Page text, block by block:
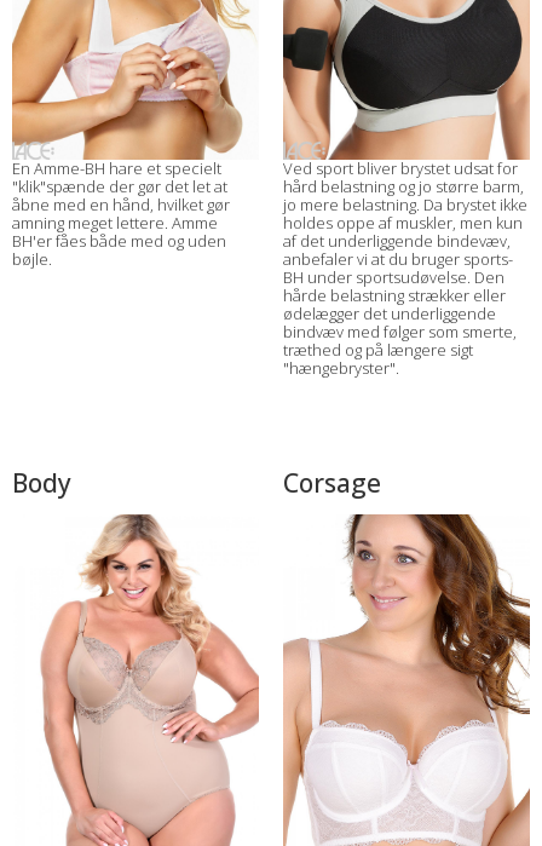
En Amme-BH hare et specielt
"klik"spænde der gør det let at
åbne med en hånd, hvilket gør
amning meget lettere. Amme
BH'er fåes både med og uden
bøjle.
Ved sport bliver brystet udsat for
hård belastning og jo større barm,
jo mere belastning. Da brystet ikke
holdes oppe af muskler, men kun
af det underliggende bindevæv,
anbefaler vi at du bruger sports-
BH under sportsudøvelse. Den
hårde belastning strækker eller
ødelægger det underliggende
bindvæv med følger som smerte,
træthed og på længere sigt
"hængebryster".
Body Corsage